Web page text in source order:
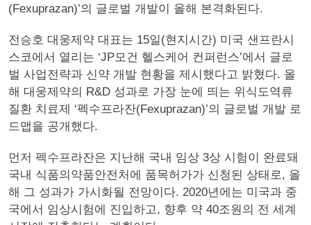
(Fexuprazan)’의 글로벌 개발이 올해 본격화된다.
전승호 대웅제약 대표는 15일(현지시간) 미국 샌프란시
스코에서 열리는 ‘JP모건 헬스케어 컨퍼런스’에서 글로
벌 사업전략과 신약 개발 현황을 제시했다고 밝혔다. 올
해 대웅제약의 R&D 성과로 가장 눈에 띄는 위식도역류
질환 치료제 ‘펙수프라잔(Fexuprazan)’의 글로벌 개발 로
드맵을 공개했다. ​
먼저 펙수프라잔은 지난해 국내 임상 3상 시험이 완료돼
국내 식품의약품안전처에 품목허가가 신청된 상태로, 올
해 그 성과가 가시화될 전망이다. 2020년에는 미국과 중
국에서 임상시험에 진입하고, 향후 약 40조원의 전 세계